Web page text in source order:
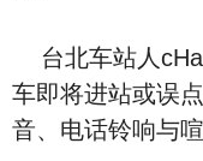
台北车站人
车即将进站或误
音、电话铃响与